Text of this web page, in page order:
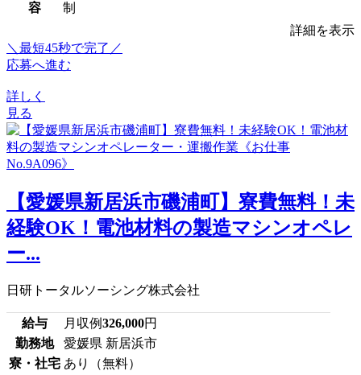
容
制
詳細を表示
＼最短45秒で完了／
応募へ進む
詳しく
見る
【愛媛県新居浜市磯浦町】寮費無料！未
経験OK！電池材料の製造マシンオペレ
ー...
日研トータルソーシング株式会社
給与 月収例326,000円
勤務地
愛媛県 新居浜市
寮・社宅 あり（無料）